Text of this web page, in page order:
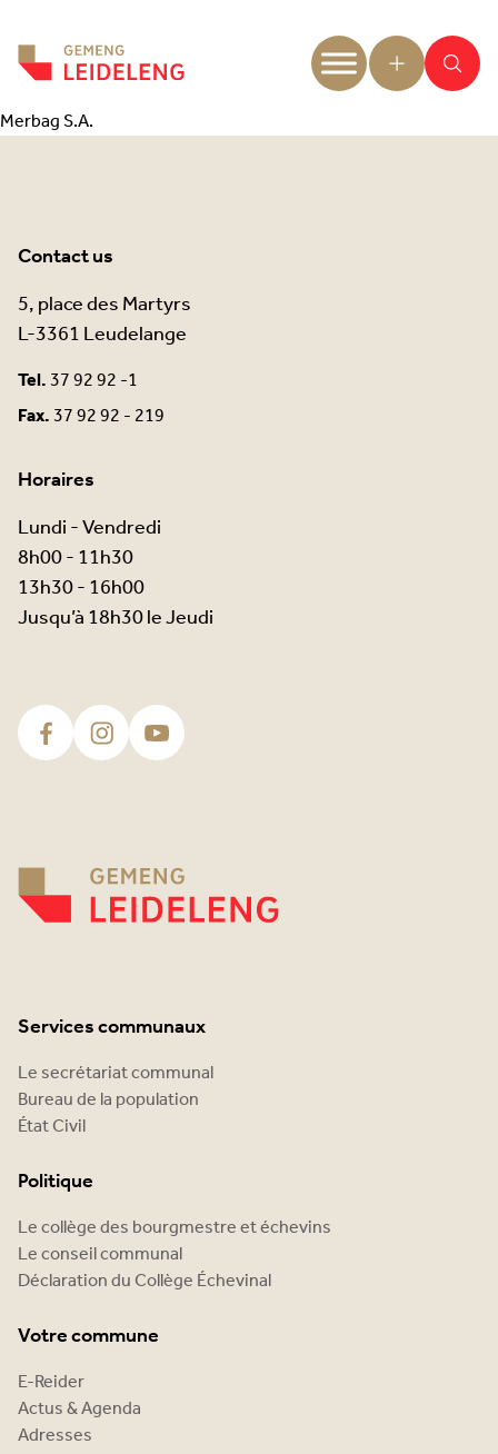
Merbag S.A.
Contact us
5, place des Martyrs
L-3361 Leudelange
Tel.37 92 92 -1
Fax.37 92 92 - 219
Horaires
Lundi - Vendredi
8h00 - 11h30
13h30 - 16h00
Jusqu’à 18h30 le Jeudi
Services communaux
Le secrétariat communal
Bureau de la population
État Civil
Politique
Le collège des bourgmestre et échevins
Le conseil communal
Déclaration du Collège Échevinal
Votre commune
E-Reider
Actus & Agenda
Adresses